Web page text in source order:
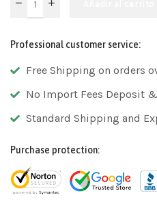
Professional customer service:
Free Shipping on orders
No Import Fees Deposit &
Standard Shipping and
Purchase protection: